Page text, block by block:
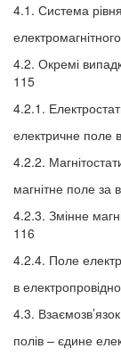
4.1. Система
4.2. Окремі
115
4.2.1.
електричне поле
4.2.2.
магнітне поле за
4.2.3. Змінне
116
4.2.4. Поле
в
4.3.
полів – єдине